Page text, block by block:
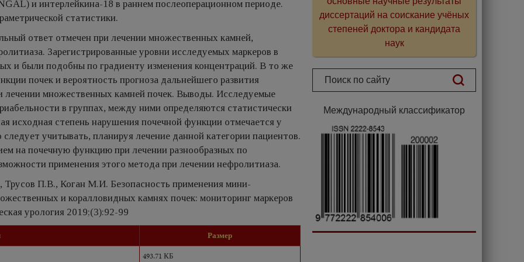
и интерлейкина-18 в раннем послеоперационном периоде.
статистики.
ответ отмечен при лечении множественных камней,
Зарегистрированные уровни исследуемых маркеров в
и были подобны по градиенту изменения концентраций. В то же
почек и вероятность прогноза дальнейшего развития
лечении множественных камней почек. Выводы. Исследуемые
в группах, между ними определяются статистически
исходная степень нарушения почечной функции отмечается у
учитывать, планируя лечение данной категории пациентов.
на почечную функцию при лечении разнообразных по
применения этого метода при лечении нефролитиаза.
П.В., Коган М.И. Безопасность применения мини-
и коралловидных камнях почек: мониторинг маркеров
урология 2019;(3):92-99
Размер
493.71 КБ
диссертаций на соискание учёных
степеней доктора и кандидата
наук
Международный классификатор